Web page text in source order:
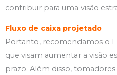
contribuir para uma visão
Fluxo de caixa projetado
Portanto, recomendamos o
que visam aumentar a visão
prazo. Além disso,